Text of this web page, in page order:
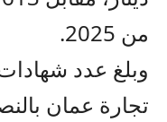
من 2025.
وبلغ عدد
تجارة عمان